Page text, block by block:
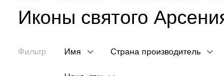
Иконы святого
Фильтр Имя Страна производитель